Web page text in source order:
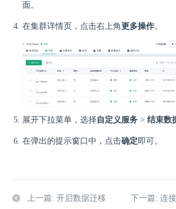
面。
在集群详情页，点击右上角 更多操作。
展开下拉菜单，选择自定义服务 > 结束数
在弹出的提示窗口中，点击确定 即可。
上一篇: 开启数据迁移 下一篇: 连